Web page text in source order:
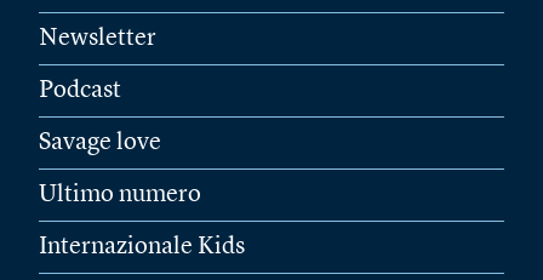
Newsletter
Podcast
Savage love
Ultimo numero
Internazionale Kids